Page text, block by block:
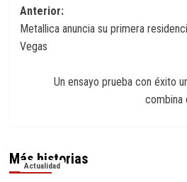
Navegación
de
entradas
Anterior:
Metallica anuncia su primera
Vegas
Un ensayo prueba con éxito
combina
Más historias
Actualidad